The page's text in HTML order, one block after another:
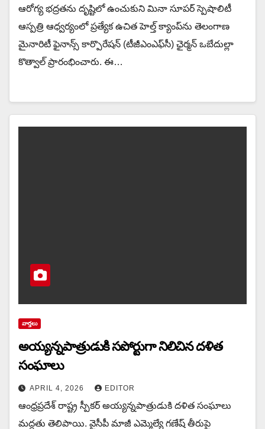
ఆరోగ్య భద్రతను దృష్టిలో ఉంచుకుని మినా సూపర్ స్పెషాలిటీ
ఆస్పత్రి ఆధ్వర్యంలో ప్రత్యేక ఉచిత హెల్త్ క్యాంప్‌ను తెలంగాణ
మైనారిటీ ఫైనాన్స్ కార్పొరేషన్ (టీజీఎంఎఫ్‌సీ) ఛైర్మన్ ఒబేదుల్లా
కొత్వాల్ ప్రారంభించారు. ఈ…
వార్త‌లు
అయ్య‌న్న‌పాత్రుడుకి స‌పోర్టుగా నిలిచిన‌ ద‌ళిత
సంఘాలు
APRIL 4, 2026 EDITOR
ఆంధ్ర‌ప్ర‌దేశ్ రాష్ట్ర‌ స్పీక‌ర్ అయ్య‌న్న‌పాత్రుడుకి ద‌ళిత సంఘాలు
మ‌ద్ద‌తు తెలిపాయి. వైసీపీ మాజీ ఎమ్మెల్యే గణేష్ తీరుపై